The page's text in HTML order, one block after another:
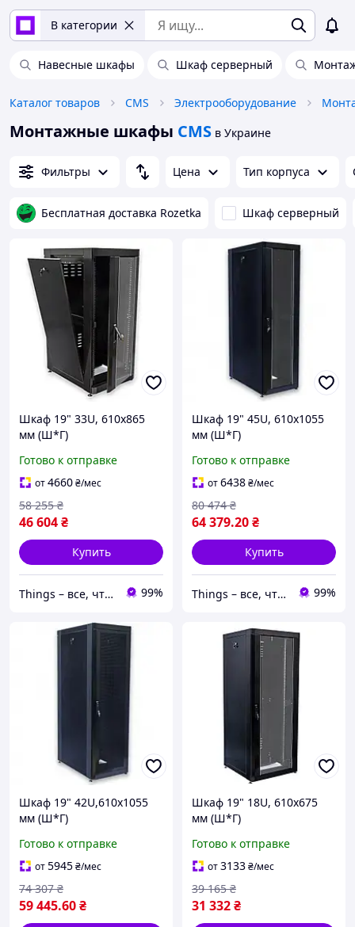
В категории
Навесные шкафы Шкаф серверный
Каталог товаров CMS Электрооборудование
Монтажные шкафы CMS в Украине
Фильтры Цена Тип корпуса
Бесплатная доставка Rozetka Шкаф серверный
Шкаф 19" 33U, 610х865
мм (Ш*Г)
Готово к отправке
от4660₴/мес
46 604₴
58 255 ₴
Купить
Things – все, что нужно, под рукой 99%
Шкаф 19" 45U, 610х1055
мм (Ш*Г)
Готово к отправке
от6438₴/мес
64 379.20₴
80 474 ₴
Купить
Things – все, что нужно, под рукой 99%
Шкаф 19" 42U,610х1055
мм (Ш*Г)
(66%)
Готово к отправке
от5945₴/мес
59 445.60₴
74 307 ₴
Шкаф 19" 18U, 610х675
мм (Ш*Г)
Готово к отправке
от3133₴/мес
31 332₴
39 165 ₴